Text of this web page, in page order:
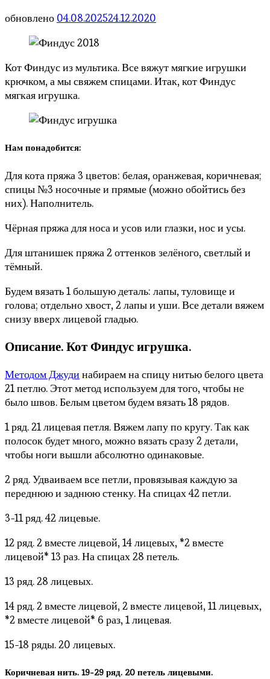
обновлено 04.08.202524.12.2020
Кот Финдус из мультика. Все вяжут мягкие игрушки
крючком, а мы свяжем спицами. Итак, кот Финдус
мягкая игрушка.
Нам понадобится:
Для кота пряжа 3 цветов: белая, оранжевая, коричневая;
спицы №3 носочные и прямые (можно обойтись без
них). Наполнитель.
Чёрная пряжа для носа и усов или глазки, нос и усы.
Для штанишек пряжа 2 оттенков зелёного, светлый и
тёмный.
Будем вязать 1 большую деталь: лапы, туловище и
голова; отдельно хвост, 2 лапы и уши. Все детали вяжем
снизу вверх лицевой гладью.
Описание. Кот Финдус игрушка.
Методом Джуди набираем на спицу нитью белого цвета
21 петлю. Этот метод используем для того, чтобы не
было швов. Белым цветом будем вязать 18 рядов.
1 ряд. 21 лицевая петля. Вяжем лапу по кругу. Так как
полосок будет много, можно вязать сразу 2 детали,
чтобы ноги вышли абсолютно одинаковые.
2 ряд. Удваиваем все петли, провязывая каждую за
переднюю и заднюю стенку. На спицах 42 петли.
3-11 ряд. 42 лицевые.
12 ряд. 2 вместе лицевой, 14 лицевых, *2 вместе
лицевой* 13 раз. На спицах 28 петель.
13 ряд. 28 лицевых.
14 ряд. 2 вместе лицевой, 2 вместе лицевой, 11 лицевых,
*2 вместе лицевой* 6 раз, 1 лицевая.
15-18 ряды. 20 лицевых.
Коричневая нить. 19-29 ряд. 20 петель лицевыми.